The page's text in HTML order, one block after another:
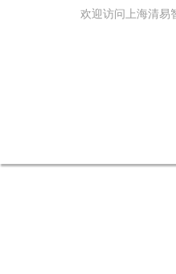
欢迎访问上海清易